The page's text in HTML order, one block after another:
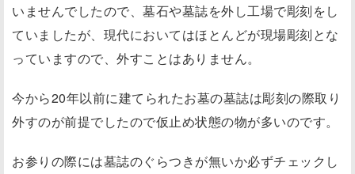
いませんでしたので、墓石や墓誌を外し工場で彫刻をし
ていましたが、現代においてはほとんどが現場彫刻とな
っていますので、外すことはありません。
今から20年以前に建てられたお墓の墓誌は彫刻の際取り
外すのが前提でしたので仮止め状態の物が多いのです。
お参りの際には墓誌のぐらつきが無いか必ずチェックし